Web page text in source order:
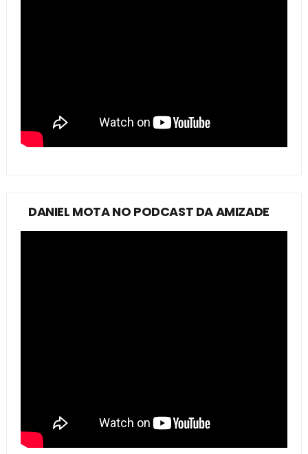
DANIEL MOTA NO PODCAST DA AMIZADE